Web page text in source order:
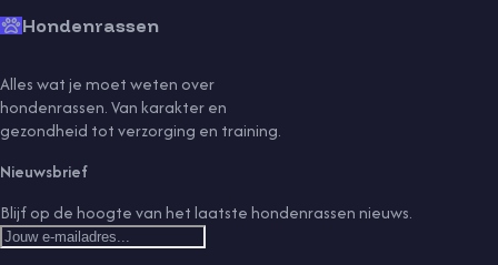
Hondenrassen
Alles wat je moet weten over
hondenrassen. Van karakter en
gezondheid tot verzorging en training.
Nieuwsbrief
Blijf op de hoogte van het laatste hondenrassen nieuws.